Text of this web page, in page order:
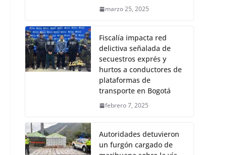
marzo 25, 2025
Fiscalía impacta red
delictiva señalada de
secuestros exprés y
hurtos a conductores de
plataformas de
transporte en Bogotá
febrero 7, 2025
Autoridades detuvieron
un furgón cargado de